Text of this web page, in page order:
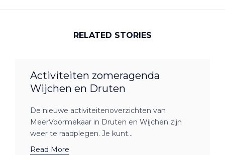
RELATED STORIES
Activiteiten zomeragenda
Wijchen en Druten
De nieuwe activiteitenoverzichten van
MeerVoormekaar in Druten en Wijchen zijn
weer te raadplegen. Je kunt...
Read More